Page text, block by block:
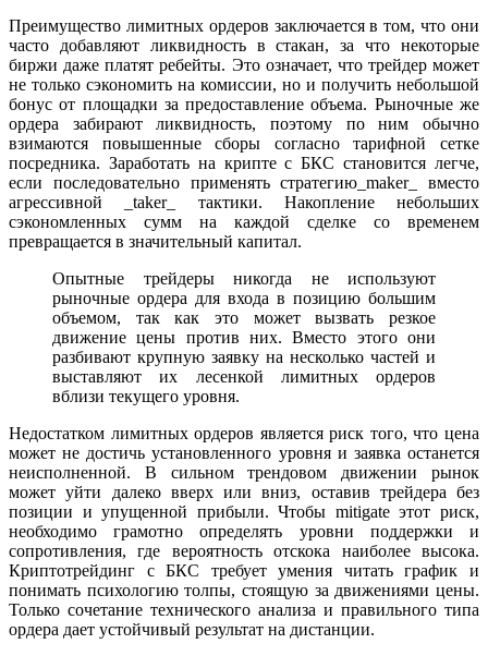
Преимущество лимитных ордеров заключается в том, что они
часто добавляют ликвидность в стакан, за что некоторые
биржи даже платят ребейты. Это означает, что трейдер может
не только сэкономить на комиссии, но и получить небольшой
бонус от площадки за предоставление объема. Рыночные же
ордера забирают ликвидность, поэтому по ним обычно
взимаются повышенные сборы согласно тарифной сетке
посредника. Заработать на крипте с БКС становится легче,
если последовательно применять стратегию_maker_ вместо
агрессивной _taker_ тактики. Накопление небольших
сэкономленных сумм на каждой сделке со временем
превращается в значительный капитал.
Опытные трейдеры никогда не используют
рыночные ордера для входа в позицию большим
объемом, так как это может вызвать резкое
движение цены против них. Вместо этого они
разбивают крупную заявку на несколько частей и
выставляют их лесенкой лимитных ордеров
вблизи текущего уровня.
Недостатком лимитных ордеров является риск того, что цена
может не достичь установленного уровня и заявка останется
неисполненной. В сильном трендовом движении рынок
может уйти далеко вверх или вниз, оставив трейдера без
позиции и упущенной прибыли. Чтобы mitigate этот риск,
необходимо грамотно определять уровни поддержки и
сопротивления, где вероятность отскока наиболее высока.
Криптотрейдинг с БКС требует умения читать график и
понимать психологию толпы, стоящую за движениями цены.
Только сочетание технического анализа и правильного типа
ордера дает устойчивый результат на дистанции.